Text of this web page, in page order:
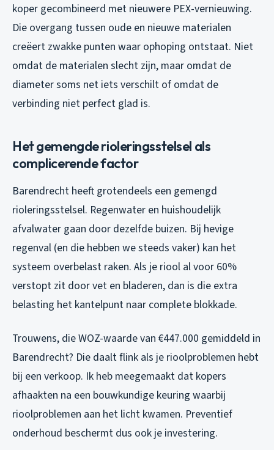
koper gecombineerd met nieuwere PEX-vernieuwing.
Die overgang tussen oude en nieuwe materialen
creëert zwakke punten waar ophoping ontstaat. Niet
omdat de materialen slecht zijn, maar omdat de
diameter soms net iets verschilt of omdat de
verbinding niet perfect glad is.
Het gemengde rioleringsstelsel als
complicerende factor
Barendrecht heeft grotendeels een gemengd
rioleringsstelsel. Regenwater en huishoudelijk
afvalwater gaan door dezelfde buizen. Bij hevige
regenval (en die hebben we steeds vaker) kan het
systeem overbelast raken. Als je riool al voor 60%
verstopt zit door vet en bladeren, dan is die extra
belasting het kantelpunt naar complete blokkade.
Trouwens, die WOZ-waarde van €447.000 gemiddeld in
Barendrecht? Die daalt flink als je rioolproblemen hebt
bij een verkoop. Ik heb meegemaakt dat kopers
afhaakten na een bouwkundige keuring waarbij
rioolproblemen aan het licht kwamen. Preventief
onderhoud beschermt dus ook je investering.